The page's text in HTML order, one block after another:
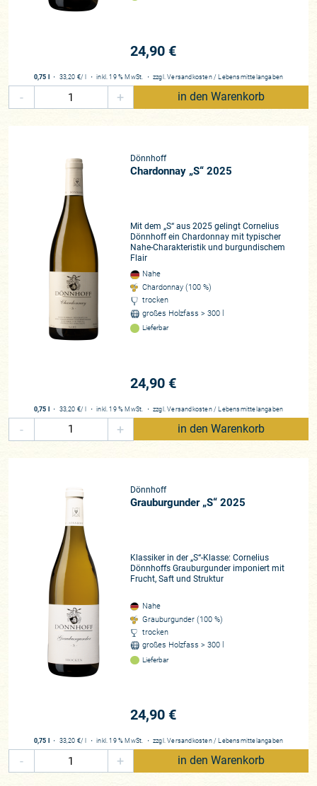
Winzer*in
Cornelius Dönnhoff
Rebfläche
Riesling, Weißburgunder, Grauburgunder, Chardonnay
Mitgliedschaft/Verbände
VDP, Fair'n Green
Beste Lagen
Weinbau seit 1750
Mittelbau, der genau in diesem sweet-spot
offeriert. 2025 zeigt sich ausbalanciert, mit gut integrierte
Säure, sehr klar und vielschichtig und erinnert am ehesten
vielleicht an die zenartige Balance des großen 2015ers. Ein
Vergleich, den wir allerorts gehäuft hörten.
zusammengefasst, dass wir diese hier zum Abschluss als
Fazit unserer Eindrücke gerne aufführen wollen:
darauf hin, dass sich daraus ein sehr eleganter und
spannungsreicher Jahrgang entwickeln wird – mit durchweg
charaktervollen, großen Weinen und hervorragendem
Reifepotenzial.“
24,90 €
0,75 l ・ 33,20 €/ l ・inkl. 19 % MwSt. ・ zzgl.Versandkosten / Lebensmittelangaben
- + in den Warenkorb
Dönnhoff
Chardonnay „S“ 2025
Mit dem „S“ aus 2025 gelingt Cornelius
Dönnhoff ein Chardonnay mit typischer
Nahe-Charakteristik und burgundischem
Flair
Nahe
Chardonnay (100 %)
trocken
großes Holzfass > 300 l
Lieferbar
24,90 €
0,75 l ・ 33,20 €/ l ・inkl. 19 % MwSt. ・ zzgl.Versandkosten / Lebensmittelangaben
- + in den Warenkorb
Dönnhoff
Grauburgunder „S“ 2025
Klassiker in der „S“-Klasse: Cornelius
Dönnhoffs Grauburgunder imponiert mit
Frucht, Saft und Struktur
Nahe
Grauburgunder (100 %)
trocken
großes Holzfass > 300 l
Lieferbar
24,90 €
0,75 l ・ 33,20 €/ l ・inkl. 19 % MwSt. ・ zzgl.Versandkosten / Lebensmittelangaben
- + in den Warenkorb